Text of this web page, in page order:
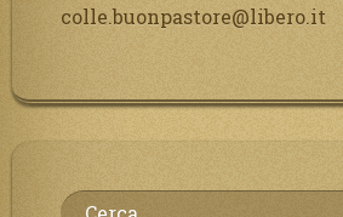
colle.buonpastore@libero.it
Ricerca